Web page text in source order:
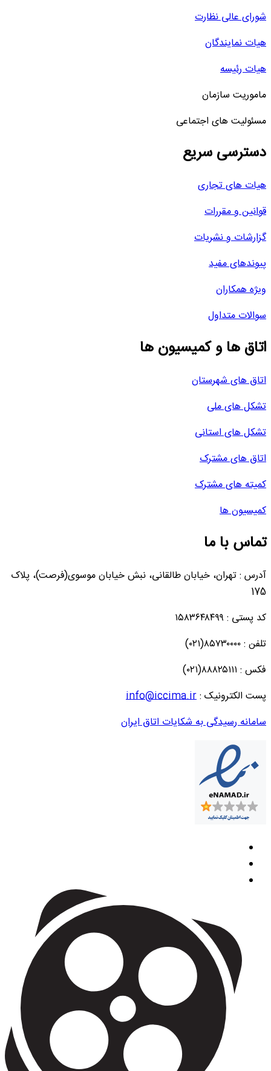
شورای عالی نظارت
هیات نمایندگان
هیات رئیسه
ماموریت سازمان
مسئولیت های اجتماعی
دسترسی سریع
هیات های تجاری
قوانین و مقررات
گزارشات و نشریات
پیوندهای مفید
ویژه همکاران
سوالات متداول
اتاق ها و کمیسیون ها
اتاق های شهرستان
تشکل های ملی
تشکل های استانی
اتاق های مشترک
کمیته های مشترک
کمیسیون ها
تماس با ما
آدرس : تهران، خیابان طالقانی، نبش خیابان موسوی(فرصت)، پلاک
175
کد پستی : ۱۵۸۳۶۴۸۴۹۹
تلفن : ۸۵۷۳۰۰۰۰(۰۲۱)
فکس : ۸۸۸۲۵۱۱۱(۰۲۱)
پست الکترونیک :info@iccima.ir
سامانه رسیدگی به شکایات اتاق ایران